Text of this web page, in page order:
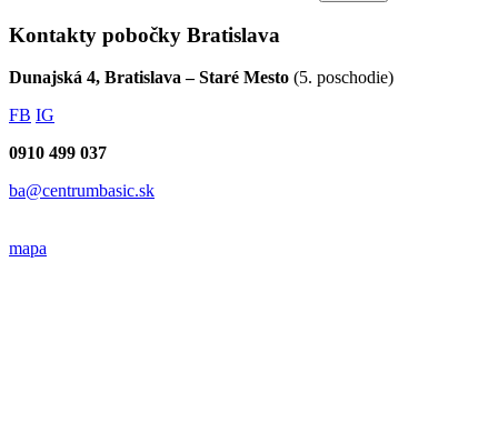
Kontakty pobočky Bratislava
Dunajská 4, Bratislava – Staré Mesto (5. poschodie)
FB IG
0910 499 037
ba@centrumbasic.sk
mapa